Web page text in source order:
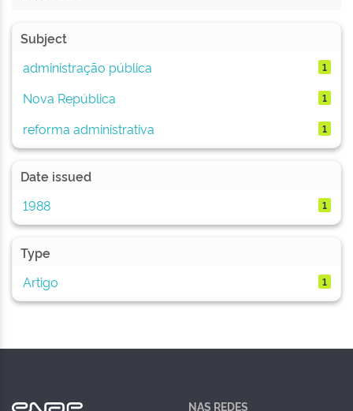
Subject
administração pública
1
Nova República 1
reforma administrativa 1
Date issued
1988
1
Type
Artigo
1
NAS REDES